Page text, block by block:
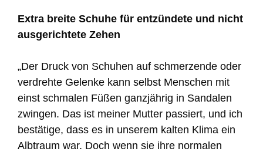
Extra breite Schuhe für entzündete und nicht
ausgerichtete Zehen
„Der Druck von Schuhen auf schmerzende oder
verdrehte Gelenke kann selbst Menschen mit
einst schmalen Füßen ganzjährig in Sandalen
zwingen. Das ist meiner Mutter passiert, und ich
bestätige, dass es in unserem kalten Klima ein
Albtraum war. Doch wenn sie ihre normalen